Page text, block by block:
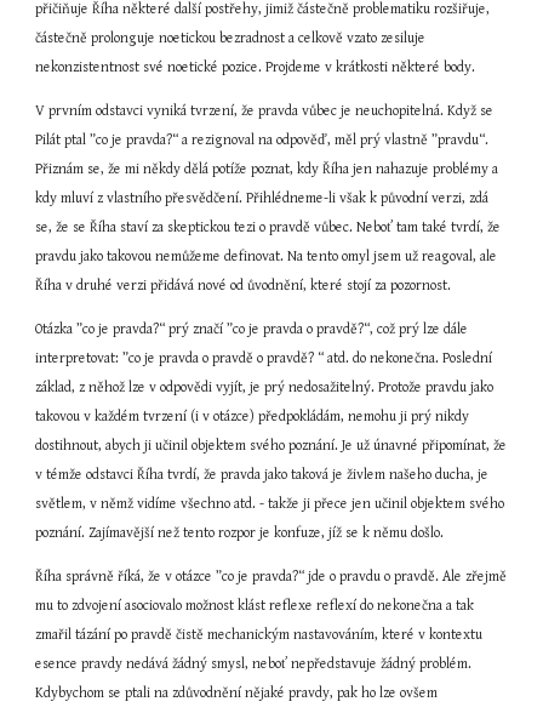
přičiňuje Říha některé další postřehy, jimiž částečně problematiku rozšiřuje,
částečně prolonguje noetickou bezradnost a celkově vzato zesiluje
nekonzistentnost své noetické pozice. Projdeme v krátkosti některé body.
V prvním odstavci vyniká tvrzení, že pravda vůbec je neuchopitelná. Když se
Pilát ptal ”co je pravda?“ a rezignoval na odpověď, měl prý vlastně ”pravdu“.
Přiznám se, že mi někdy dělá potíže poznat, kdy Říha jen nahazuje problémy a
kdy mluví z vlastního přesvědčení. Přihlédneme-li však k původní verzi, zdá
se, že se Říha staví za skeptickou tezi o pravdě vůbec. Neboť tam také tvrdí, že
pravdu jako takovou nemůžeme definovat. Na tento omyl jsem už reagoval, ale
Říha v druhé verzi přidává nové od ůvodnění, které stojí za pozornost.
Otázka ”co je pravda?“ prý značí ”co je pravda o pravdě?“, což prý lze dále
interpretovat: ”co je pravda o pravdě o pravdě? “ atd. do nekonečna. Poslední
základ, z něhož lze v odpovědi vyjít, je prý nedosažitelný. Protože pravdu jako
takovou v každém tvrzení (i v otázce) předpokládám, nemohu ji prý nikdy
dostihnout, abych ji učinil objektem svého poznání. Je už únavné připomínat, že
v témže odstavci Říha tvrdí, že pravda jako taková je živlem našeho ducha, je
světlem, v němž vidíme všechno atd. - takže ji přece jen učinil objektem svého
poznání. Zajímavější než tento rozpor je konfuze, jíž se k němu došlo.
Říha správně říká, že v otázce ”co je pravda?“ jde o pravdu o pravdě. Ale zřejmě
mu to zdvojení asociovalo možnost klást reflexe reflexí do nekonečna a tak
zmařil tázání po pravdě čistě mechanickým nastavováním, které v kontextu
esence pravdy nedává žádný smysl, neboť nepředstavuje žádný problém.
Kdybychom se ptali na zdůvodnění nějaké pravdy, pak ho lze ovšem